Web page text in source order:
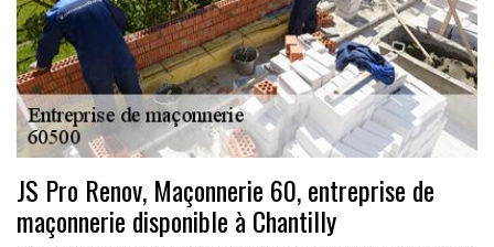
JS Pro Renov, Maçonnerie 60, entreprise de
maçonnerie disponible à Chantilly